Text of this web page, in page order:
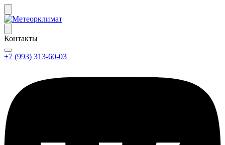
Контакты
+7 (993) 313-60-03